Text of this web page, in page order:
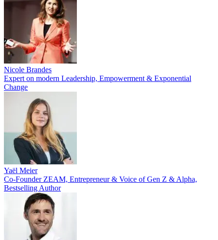
Nicole Brandes
Expert on modern Leadership, Empowerment & Exponential
Change
Yaël Meier
Co-Founder ZEAM, Entrepreneur & Voice of Gen Z & Alpha,
Bestselling Author